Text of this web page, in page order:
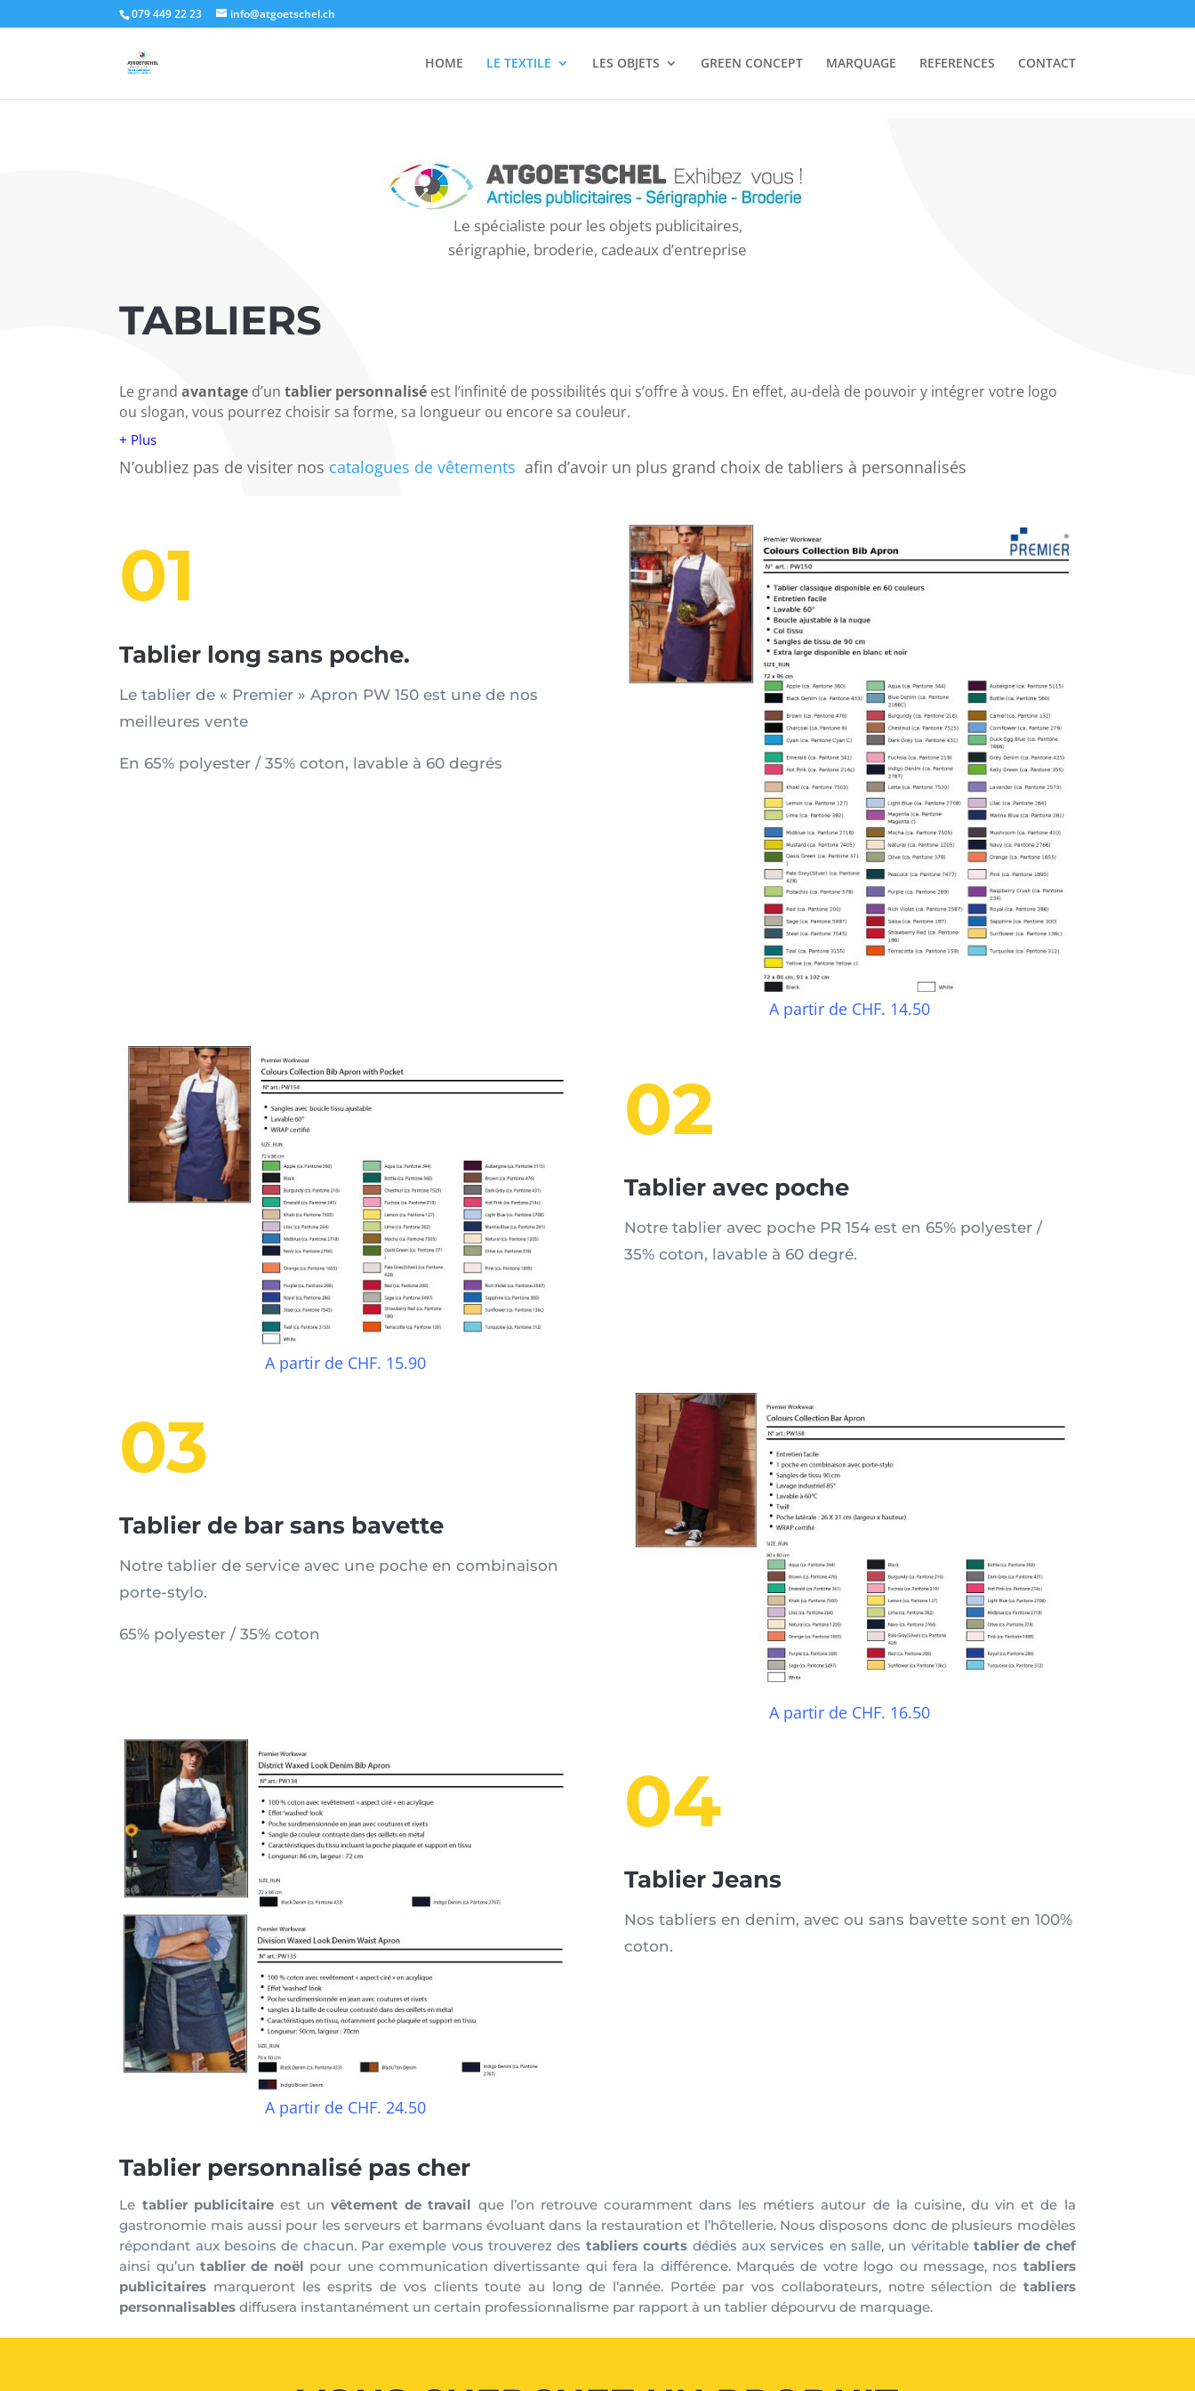
Authorization: Basic CLIENT_API:CLIENT_SECRET
079 449 22 23 info@atgoetschel.ch
HOME LE TEXTILE LES OBJETS GREEN CONCEPT MARQUAGE REFERENCES CONTACT
Le spécialiste pour les objets publicitaires,
sérigraphie, broderie, cadeaux d’entreprise
TABLIERS
Le grandavantage d’untablier personnalisé est l’infinité de possibilités qui s’offre à vous. En effet, au-delà de pouvoir y intégrer votre logo
ou slogan, vous pourrez choisir sa forme, sa longueur ou encore sa couleur.
+ Plus
N’oubliez pas de visiter nos catalogues de vêtements afin d’avoir un plus grand choix de tabliers à personnalisés
01
Tablier long sans poche.
Le tablier de « Premier » Apron PW 150 est une de nos
meilleures vente
En 65% polyester / 35% coton, lavable à 60 degrés
A partir de CHF. 14.50
A partir de CHF. 15.90
02
Tablier avec poche
Notre tablier avec poche PR 154 est en 65% polyester /
35% coton, lavable à 60 degré.
03
Tablier de bar sans bavette
Notre tablier de service avec une poche en combinaison
porte-stylo.
65% polyester / 35% coton
A partir de CHF. 16.50
A partir de CHF. 24.50
04
Tablier Jeans
Nos tabliers en denim, avec ou sans bavette sont en 100%
coton.
Tablier personnalisé pas cher
Le tablier publicitaireest unvêtement de travail que l’on retrouve couramment dans les métiers autour de la cuisine, du vin et de la
gastronomie mais aussi pour les serveurs et barmans évoluant dans la restauration et l’hôtellerie. Nous disposons donc de plusieurs modèles
répondant aux besoins de chacun. Par exemple vous trouverez des tabliers courts dédiés aux services en salle, un véritable tablier de chef
ainsi qu’untablier de noël pour une communication divertissante qui fera la différence. Marqués de votre logo ou message, nos tabliers
publicitaires marqueront les esprits de vos clients toute au long de l’année. Portée par vos collaborateurs, notre sélection de tabliers
personnalisables diffusera instantanément un certain professionnalisme par rapport à un tablier dépourvu de marquage.